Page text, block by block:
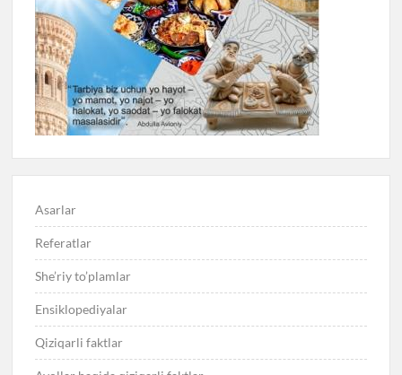
Asarlar
Referatlar
She’riy to’plamlar
Ensiklopediyalar
Qiziqarli faktlar